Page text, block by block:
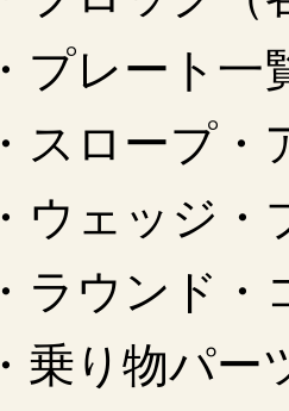
・プレート一
・スロープ・
・ウェッジ
・ラウンド・
・乗り物パー